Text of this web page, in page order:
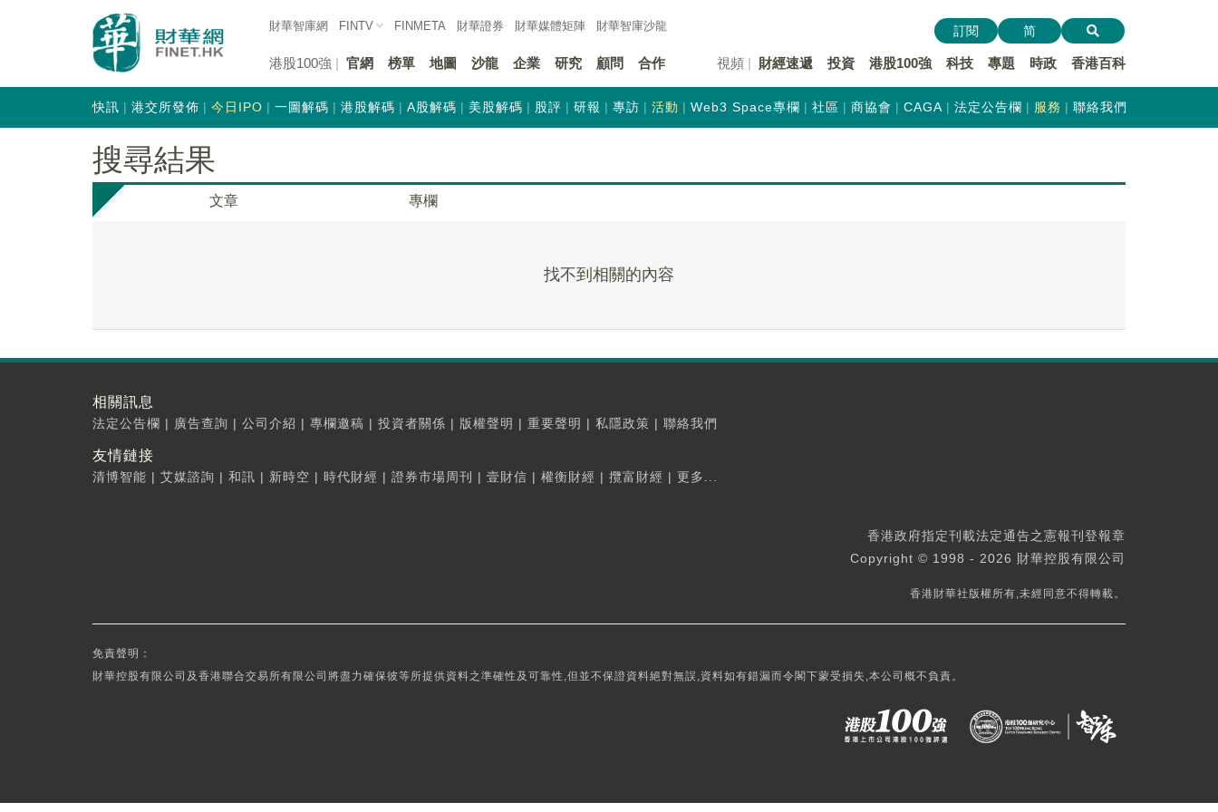
財華智庫網 FINTV FINMETA 財華證券 財華媒體矩陣 財華智庫沙龍
港股100強 官網 榜單 地圖 沙龍 企業 研究 顧問 合作 視頻 財經速遞 投資 港股100強 科技 專題 時政 香港百科
訂閱 简
快訊 港交所發佈 今日IPO 一圖解碼 港股解碼 A股解碼 美股解碼 股評 研報 專訪 活動 Web3 Space專欄 社區 商協會 CAGA 法定公告欄 服務 聯絡我們
搜尋結果
文章 專欄
找不到相關的內容
相關訊息
法定公告欄 | 廣告查詢 | 公司介紹 | 專欄邀稿 | 投資者關係 | 版權聲明 | 重要聲明 | 私隱政策 | 聯絡我們
友情鏈接
清博智能 | 艾媒諮詢 | 和訊 | 新時空 | 時代財經 | 證券市場周刊 | 壹財信 | 權衡財經 | 攬富財經 | 更多...
香港政府指定刊載法定通告之憲報刊登報章
Copyright © 1998 - 2026 財華控股有限公司
香港財華社版權所有,未經同意不得轉載。
免責聲明：
財華控股有限公司及香港聯合交易所有限公司將盡力確保彼等所提供資料之準確性及可靠性,但並不保證資料絕對無誤,資料如有錯漏而令閣下蒙受損失,本公司概不負責。